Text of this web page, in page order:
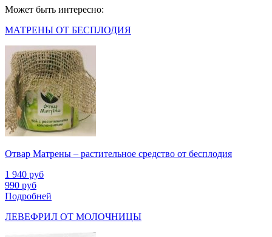
Может быть интересно:
МАТРЕНЫ ОТ БЕСПЛОДИЯ
Отвар Матрены – растительное средство от бесплодия
1 940 руб
990 руб
Подробней
ЛЕВЕФРИЛ ОТ МОЛОЧНИЦЫ